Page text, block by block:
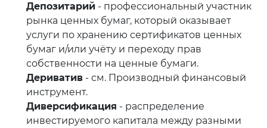
Депозитарий - профессиональный участник
рынка ценных бумаг, который оказывает
услуги по хранению сертификатов ценных
бумаг и/или учёту и переходу прав
собственности на ценные бумаги.
Дериватив - см. Производный финансовый
инструмент.
Диверсификация - распределение
инвестируемого капитала между разными